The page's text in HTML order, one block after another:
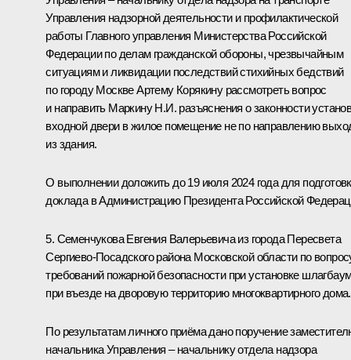
Управления надзорной деятельности и профилактической
работы Главного управления Министерства Российской
Федерации по делам гражданской обороны, чрезвычайным
ситуациям и ликвидации последствий стихийных бедствий
по городу Москве Артему Корякину рассмотреть вопрос
и направить Маркину Н.И. разъяснения о законности
входной двери в жилое помещение не по направлению
из здания.
О выполнении доложить до 19 июля 2024 года для
доклада в Администрацию Президента Российской
5. Семенчукова Евгения Валерьевича из города Пересвета
Сергиево-Посадского района Московской области по
требований пожарной безопасности при установке
при въезде на дворовую территорию многоквартирного дома.
По результатам личного приёма дано поручение
начальника Управления – начальнику отдела надзора